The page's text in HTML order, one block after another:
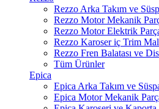
Rezzo Arka Takım ve
Rezzo Motor Mekanik
Rezzo Motor Elektrik
Rezzo Karoser iç Trim
Rezzo Fren Balatası ve
Tüm Ürünler
Epica
Epica Arka Takım ve
Epica Motor Mekanik